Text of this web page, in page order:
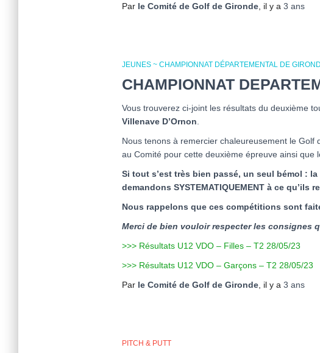
Par le Comité de Golf de Gironde, il y a 3 ans
JEUNES ~ CHAMPIONNAT DÉPARTEMENTAL DE
CHAMPIONNAT
Vous trouverez ci-joint les résultats du deuxième
Villenave D’Ornon
Nous tenons à remercier chaleureusement le Golf
au Comité pour cette deuxième épreuve ainsi que
Si tout s’est très bien passé, un seul bémol :
demandons SYSTEMATIQUEMENT à ce qu’ils
Nous rappelons que ces compétitions sont
Merci de bien vouloir respecter les consignes
>>> Résultats U12 VDO – Filles – T2 28/05/23
>>> Résultats U12 VDO – Garçons – T2 28/05/23
Par le Comité de Golf de Gironde, il y a 3 ans
PITCH & PUTT